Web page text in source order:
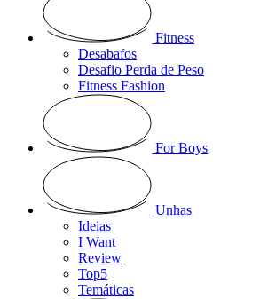
Fitness
Desabafos
Desafio Perda de Peso
Fitness Fashion
For Boys
Unhas
Ideias
I Want
Review
Top5
Temáticas